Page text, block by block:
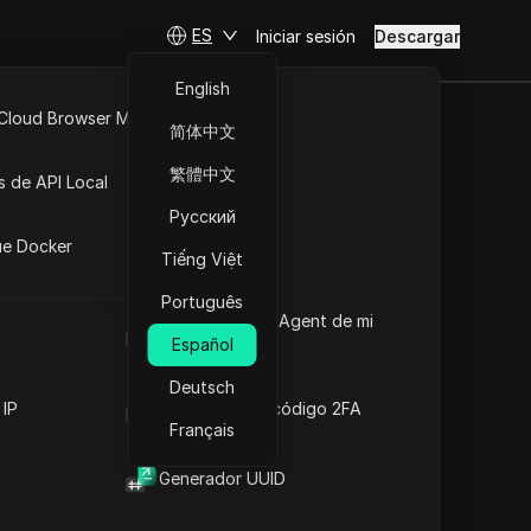
Cuál es el User Agent de mi
navegador
Generador de código 2FA
Generador UUID
Browser MCP
de API Local
Docker
ES
English
简体中文
繁體中文
Русский
Tiếng Việt
Português
Español
Deutsch
Français
Iniciar sesión Descargar
para
Hacer preguntas
Abrir en ChatGPT
Hacer preguntas sobre esta página
Hacer preguntas sobre esta página